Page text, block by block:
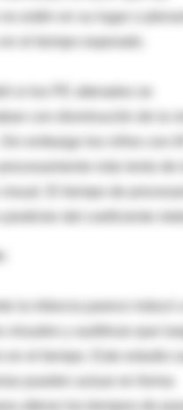
estén en su lugar o
el tiempo esperado.
embargo los niños con AF
visual. El tiempo de
visuales y auditivas que
en el tiempo. Este estudio
alterar los tiempos de